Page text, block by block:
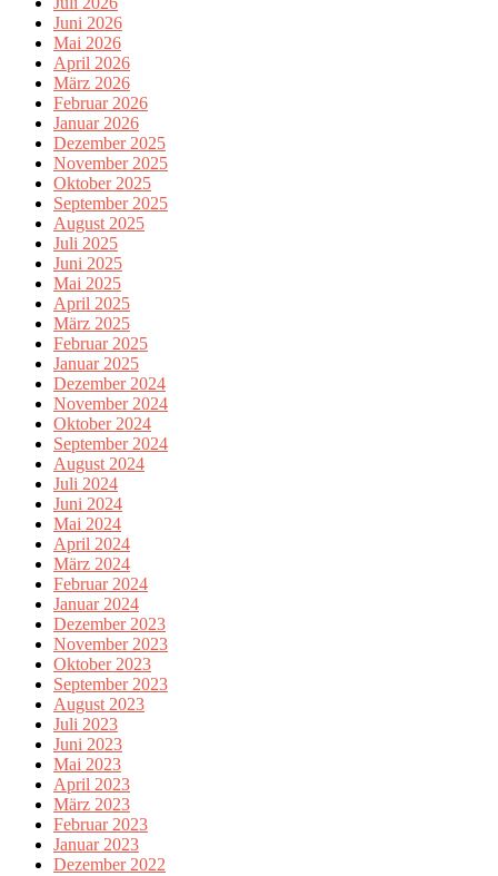
Juni 2026
Mai 2026
April 2026
März 2026
Februar 2026
Januar 2026
Dezember 2025
November 2025
Oktober 2025
September 2025
August 2025
Juli 2025
Juni 2025
Mai 2025
April 2025
März 2025
Februar 2025
Januar 2025
Dezember 2024
November 2024
Oktober 2024
September 2024
August 2024
Juli 2024
Juni 2024
Mai 2024
April 2024
März 2024
Februar 2024
Januar 2024
Dezember 2023
November 2023
Oktober 2023
September 2023
August 2023
Juli 2023
Juni 2023
Mai 2023
April 2023
März 2023
Februar 2023
Januar 2023
Dezember 2022